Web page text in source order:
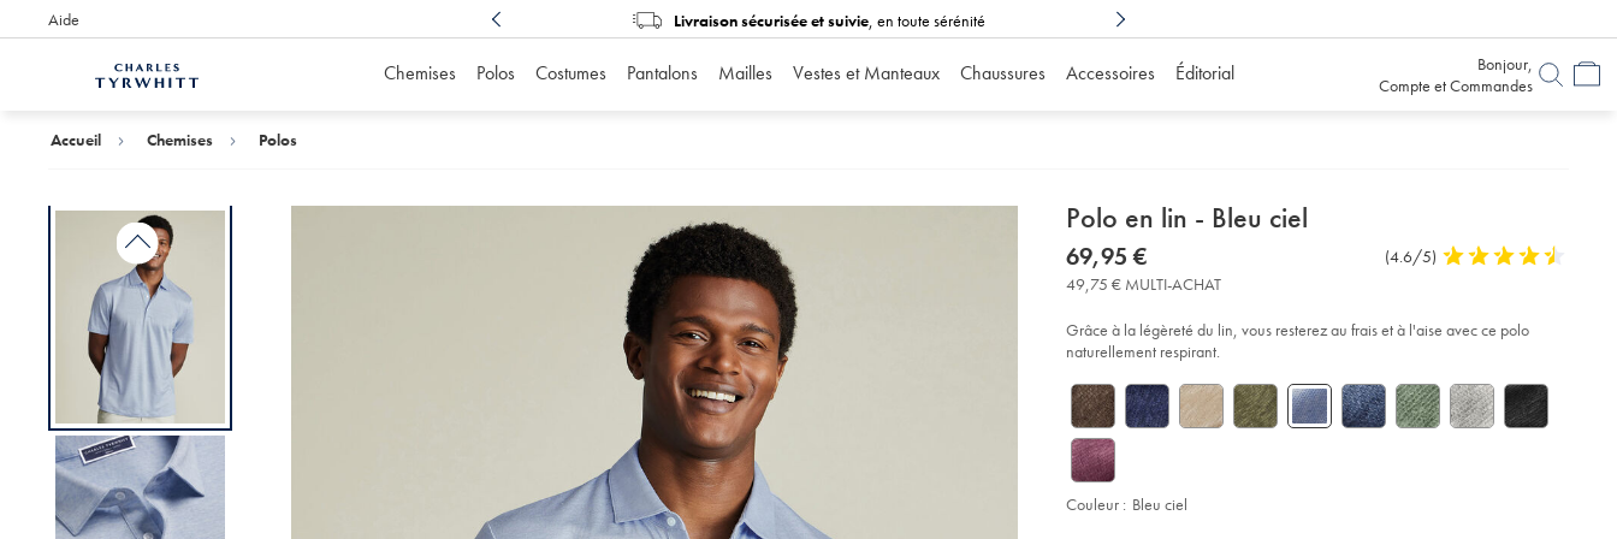
Aide
Un service client récompensé Livraison sécurisée et suivie, en toute sérénité
Chemises Polos Costumes Pantalons Mailles Vestes et Manteaux Chaussures Accessoires Éditorial
Bonjour,
Compte et Commandes
Accueil Chemises Polos
details
about
product:
Polo en lin - Bleu ciel
Details
https://www.charlestyrwhitt.com/fr/polo-
en-
lin-
-
bleu-
ciel/JEP0448SKY.html?
sourceCode=frdefault
now
69,95
€
69,95 €
Commentaires
(4.6/5) 4,6
5
49,75 € MULTI-ACHAT
Grâce à la légèreté du lin, vous resterez au frais et à l'aise avec ce polo
naturellement respirant.
Couleur : Bleu ciel